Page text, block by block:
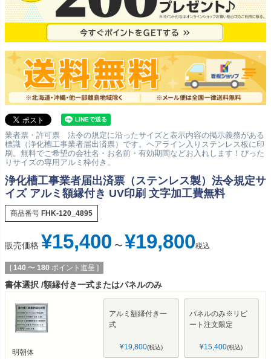
業者票・許可票 法令の規定に沿ったサイズと表示内容の掲示義務がある
標識（浄化槽工事業者届出済票）です。ヘアライン入りステンレス板に印
刷。無料でご希望の会社名・お名前・有効期間などお入れします！ぴった
りサイズの専用アルミ枠付き。
浄化槽工事業者届出済票（ステンレス製）法令規定サ
イズ アルミ額縁付き UV印刷 文字加工費無料
商品番号 FHK-120_4895
販売価格 ¥15,400 〜 ¥19,800税込
[ 140 〜 180 ポイント進呈 ]
書体選択 額縁付き一式またはパネルのみ
明朝体
アルミ額縁付き一
式
¥19,800 税込
パネルのみ※リピ
ート注文限定
¥15,400 税込